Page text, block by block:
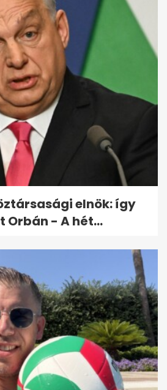
elnök: így
Orbán - A hét...